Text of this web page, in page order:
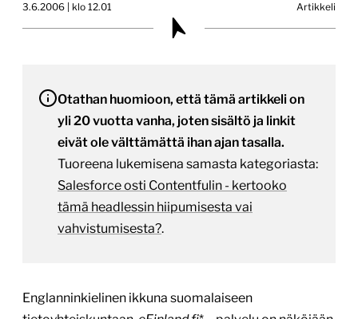
3.6.2006 | klo 12.01 Artikkeli
Otathan huomioon, että tämä artikkeli on
yli 20 vuotta vanha, joten sisältö ja linkit
eivät ole välttämättä ihan ajan tasalla.
Tuoreena lukemisena samasta kategoriasta:
Salesforce osti Contentfulin - kertooko
tämä headlessin hiipumisesta vai
vahvistumisesta?.
Englanninkielinen ikkuna suomalaiseen